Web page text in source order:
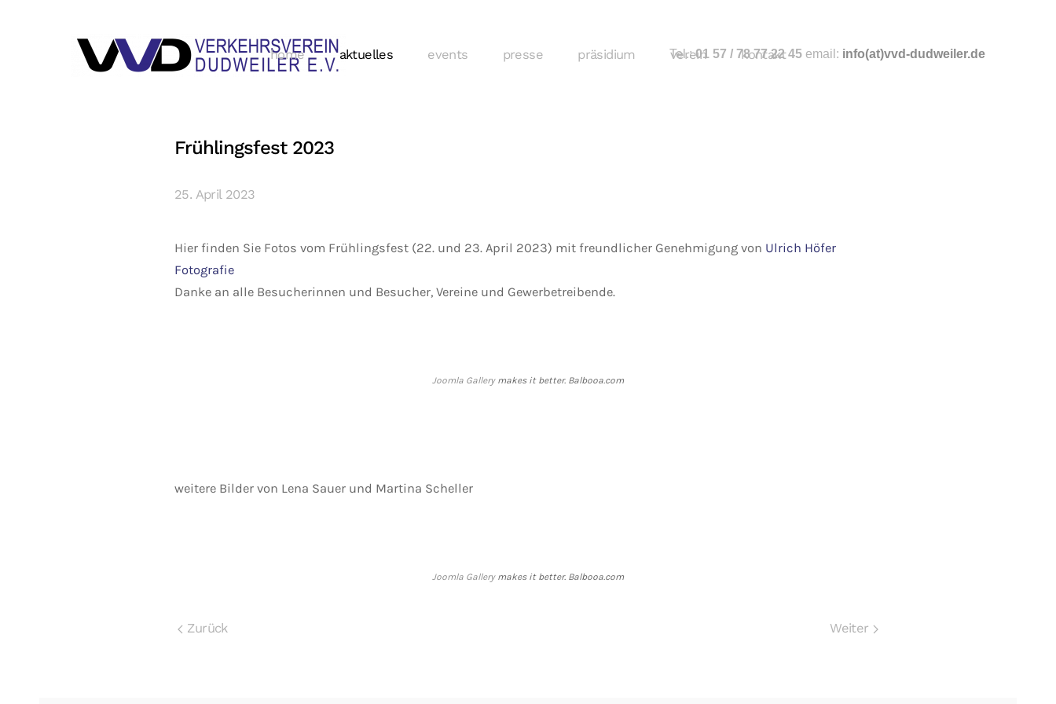
home aktuelles events presse präsidium verein kontakt
Tel.:01 57 / 78 77 22 45 email: info(at)vvd-dudweiler.de
Frühlingsfest 2023
25. April 2023
Hier finden Sie Fotos vom Frühlingsfest (22. und 23. April 2023) mit freundlicher Genehmigung von Ulrich Höfer
Fotografie
Danke an alle Besucherinnen und Besucher, Vereine und Gewerbetreibende.
Joomla Gallerymakes it better. Balbooa.com
weitere Bilder von Lena Sauer und Martina Scheller
Joomla Gallerymakes it better. Balbooa.com
Zurück Weiter